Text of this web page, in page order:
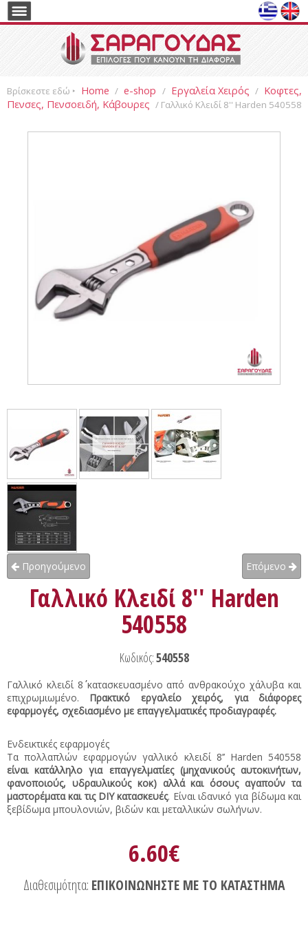
Βρίσκεστε εδώ ‣ Home / e-shop / Εργαλεία Χειρός / Κοφτες,
Πενσες, Πενσοειδή, Κάβουρες / Γαλλικό Κλειδί 8'' Harden 540558
Προηγούμενο Επόμενο
Γαλλικό Κλειδί 8'' Harden
540558
Κωδικός:540558
Γαλλικό κλειδί 8΄΄ κατασκευασμένο από ανθρακούχο χάλυβα και
επιχρωμιωμένο. Πρακτικό εργαλείο χειρός, για διάφορες
εφαρμογές, σχεδιασμένο με επαγγελματικές προδιαγραφές.
Ενδεικτικές εφαρμογές
Τα πολλαπλών εφαρμογών γαλλικό κλειδί 8’’ Harden 540558
είναι κατάλληλο για επαγγελματίες (μηχανικούς αυτοκινήτων,
φανοποιούς, υδραυλικούς κοκ) αλλά και όσους αγαπούν τα
μαστορέματα και τις DIY κατασκευές. Είναι ιδανικό για βίδωμα και
ξεβίδωμα μπουλονιών, βιδών και μεταλλικών σωλήνων.
6.60€
Διαθεσιμότητα: ΕΠΙΚΟΙΝΩΝΗΣΤΕ ΜΕ ΤΟ ΚΑΤΑΣΤΗΜΑ